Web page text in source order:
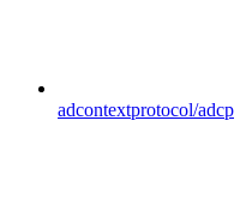
adcontextprotocol/adcp